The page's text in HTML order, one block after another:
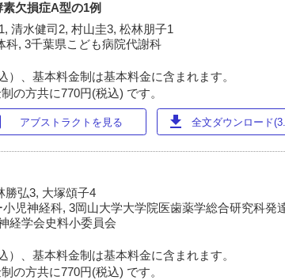
欠損症A型の1例
清水健司2, 村山圭3, 松林朋子1
科, 3千葉県こども病院代謝科
、基本料金制は基本料金に含まれます。
の方共に770円(税込) です。
アブストラクトを見る download 全文ダウンロード
勝弘3, 大塚頌子4
児神経科, 3岡山大学大学院医歯薬学総合研究科発
経学会史料小委員会
、基本料金制は基本料金に含まれます。
の方共に770円(税込) です。